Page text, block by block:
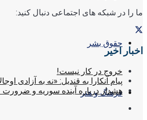
حقوق بشر
فرهنگ و هنر
ما را در شبکه های اجتماعی دنبال کنید:
اخبار اخیر
خروج در کار نیست!
پیام آنکارا به قندیل: «نه به آزادی
هشدار درباره آینده سوریه و